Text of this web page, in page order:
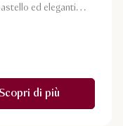
ed eleganti
di più